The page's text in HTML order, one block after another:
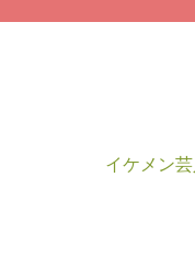
イケメン芸